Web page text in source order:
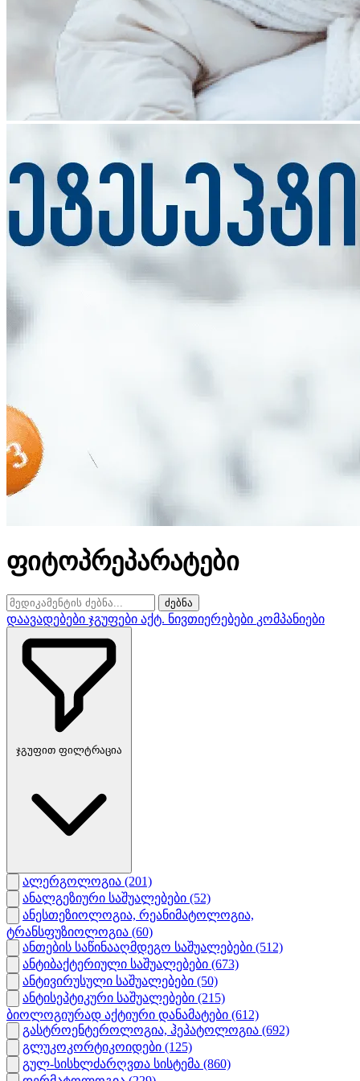
ფიტოპრეპარატები
ძებნა
დაავადებები ჯგუფები აქტ. ნივთიერებები კომპანიები
ჯგუფით ფილტრაცია
ალერგოლოგია (201)
ანალგეზიური საშუალებები (52)
ანესთეზიოლოგია, რეანიმატოლოგია,
ტრანსფუზიოლოგია (60)
ანთების საწინააღმდეგო საშუალებები (512)
ანტიბაქტერიული საშუალებები (673)
ანტივირუსული საშუალებები (50)
ანტისეპტიკური საშუალებები (215)
ბიოლოგიურად აქტიური დანამატები (612)
გასტროენტეროლოგია, ჰეპატოლოგია (692)
გლუკოკორტიკოიდები (125)
გულ-სისხლძარღვთა სისტემა (860)